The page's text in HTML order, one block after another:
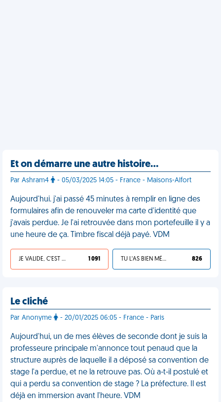
Et on démarre une autre histoire…
Par Ashram4 - 05/03/2025 14:05 - France - Maisons-Alfort
Aujourd'hui. j'ai passé 45 minutes à remplir en ligne des
formulaires afin de renouveler ma carte d'identité que
j'avais perdue. Je l'ai retrouvée dans mon portefeuille il y a
une heure de ça. Timbre fiscal déjà payé. VDM
JE VALIDE, C'EST UNE VDM 1 091 TU L'AS BIEN MÉRITÉ 826
Le cliché
Par Anonyme - 20/01/2025 06:05 - France - Paris
Aujourd'hui, un de mes élèves de seconde dont je suis la
professeure principale m'annonce tout penaud que la
structure auprès de laquelle il a déposé sa convention de
stage l'a perdue, et ne la retrouve pas. Où a-t-il postulé et
qui a perdu sa convention de stage ? La préfecture. Il est
déjà en immersion avant l'heure. VDM